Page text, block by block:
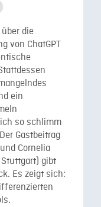
die
von ChatGPT
ein
so schlimm
Gastbeitrag
Cornelia
gibt
Es zeigt sich: